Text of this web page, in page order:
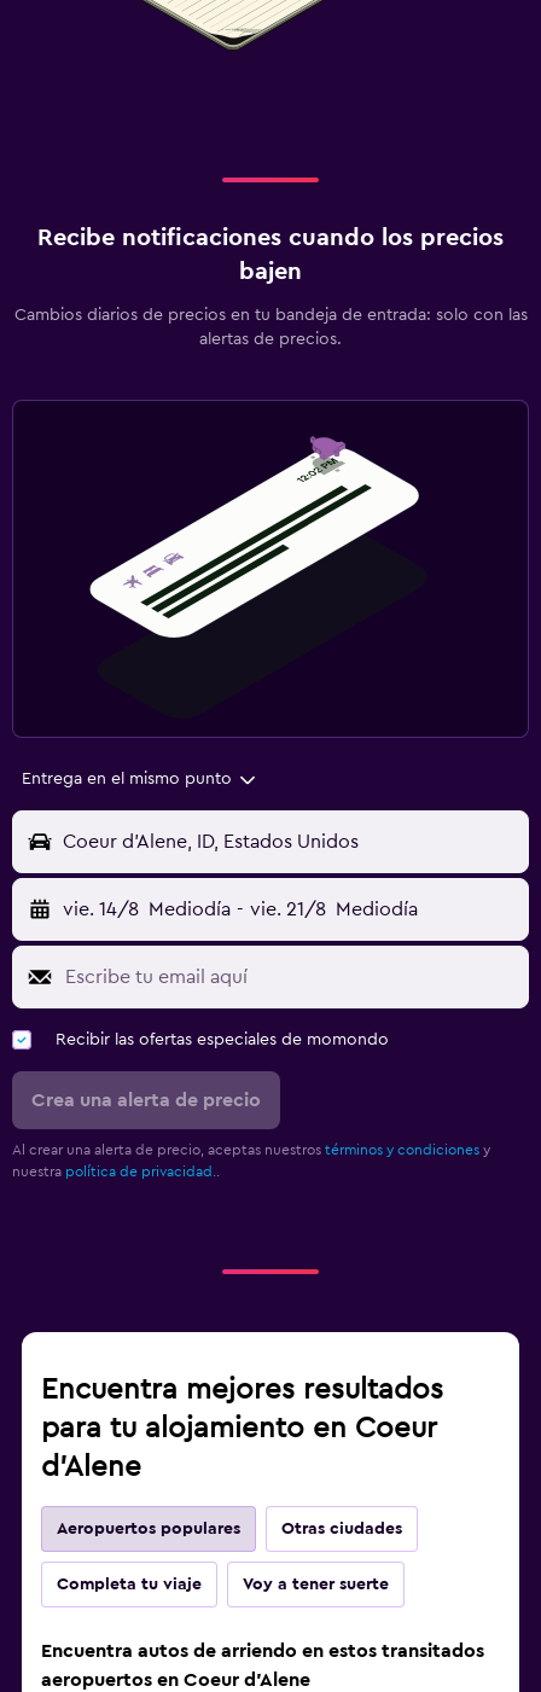
Recibe notificaciones cuando los precios
bajen
Cambios diarios de precios en tu bandeja de entrada: solo con las
alertas de precios.
Entrega en el mismo punto
Coeur d'Alene, ID, Estados Unidos
vie. 14/8 Mediodía - vie. 21/8 Mediodía
Recibir las ofertas especiales de momondo
Crea una alerta de precio
Al crear una alerta de precio, aceptas nuestros términos y condiciones y
nuestra política de privacidad..
Encuentra mejores resultados
para tu alojamiento en Coeur
d'Alene
Aeropuertos populares Otras ciudades
Completa tu viaje Voy a tener suerte
Encuentra autos de arriendo en estos transitados
aeropuertos en Coeur d'Alene